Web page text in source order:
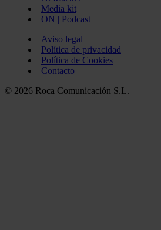
Media kit
ON | Podcast
Aviso legal
Política de privacidad
Política de Cookies
Contacto
© 2026 Roca Comunicación S.L.